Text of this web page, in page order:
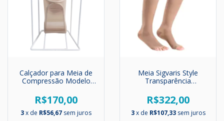
Calçador para Meia de
Compressão Modelo
| Sigvaris
R$170,00
3x de R$56,67 sem juros
Meia Sigvaris Style
Transparência
Média Compressão |
20-30mmHg
R$322,00
3 x de R$107,33 sem juros